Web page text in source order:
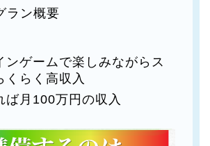
ラン概要
ンゲームで楽しみながらス
くらく高収入
ば月100万円の収入